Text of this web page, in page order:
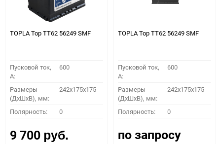
TOPLA Top TT62 56249 SMF
Пусковой ток,
A:
600
Размеры
(ДхШхВ), мм:
242x175x175
Полярность: 0
9 700 руб.
TOPLA Top TT62 56249 SMF
Пусковой ток,
A:
600
Размеры
(ДхШхВ), мм:
242x175x175
Полярность: 0
по запросу